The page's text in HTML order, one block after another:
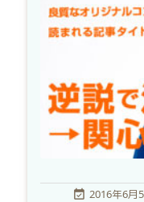
 2016年6月